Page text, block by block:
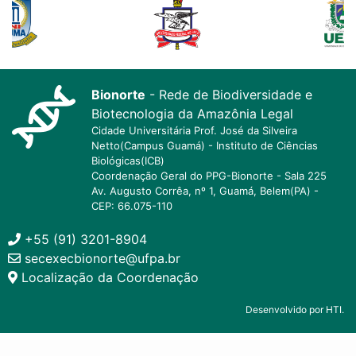
Bionorte - Rede de Biodiversidade e
Biotecnologia da Amazônia Legal
Cidade Universitária Prof. José da Silveira
Netto(Campus Guamá) - Instituto de Ciências
Biológicas(ICB)
Coordenação Geral do PPG-Bionorte - Sala 225
Av. Augusto Corrêa, nº 1, Guamá, Belem(PA) -
CEP: 66.075-110
+55 (91) 3201-8904
secexecbionorte@ufpa.br
Localização da Coordenação
Desenvolvido por HTI.